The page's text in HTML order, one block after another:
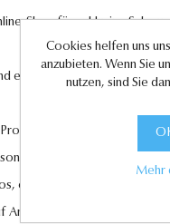
Shop für exklusive
entsprechen höchsten
und legen großen
Geschenkkarten
ebenso wie der
Anfrage können wir es für
Cookies helfen uns
anzubieten. Wenn Sie
nutzen, sind Sie
Mehr